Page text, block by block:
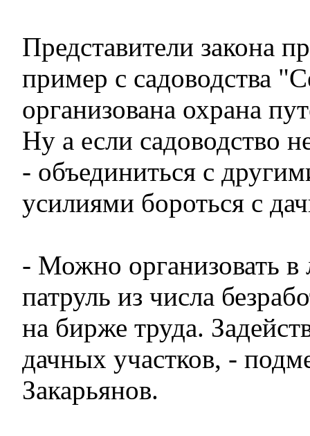
Представители закона
пример с садоводства
организована охрана
Ну а если садоводство
- объединиться с
усилиями бороться с
- Можно организовать в
патруль из числа
на бирже труда.
дачных участков, -
Закарьянов.